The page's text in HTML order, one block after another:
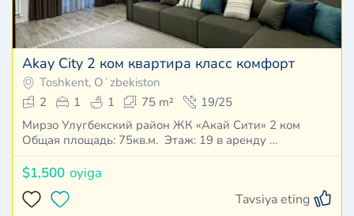
Akay City 2 ком квартира класс комфорт
Toshkent, Oʻzbekiston
2
1 1 75 m²
19/25
Мирзо Улугбекский район ЖК «Акай Сити» 2 ком
Общая площадь: 75кв.м. Этаж: 19 в аренду …
$1,500 oyiga
Tavsiya eting